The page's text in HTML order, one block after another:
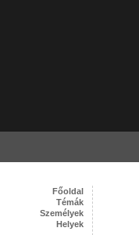
Főoldal
Témák
Személyek
Helyek